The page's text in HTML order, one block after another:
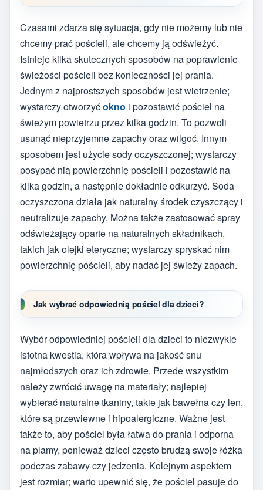
Czasami zdarza się sytuacja, gdy nie możemy lub nie
chcemy prać pościeli, ale chcemy ją odświeżyć.
Istnieje kilka skutecznych sposobów na poprawienie
świeżości pościeli bez konieczności jej prania.
Jednym z najprostszych sposobów jest wietrzenie;
wystarczy otworzyćokno i pozostawić pościel na
świeżym powietrzu przez kilka godzin. To pozwoli
usunąć nieprzyjemne zapachy oraz wilgoć. Innym
sposobem jest użycie sody oczyszczonej; wystarczy
posypać nią powierzchnię pościeli i pozostawić na
kilka godzin, a następnie dokładnie odkurzyć. Soda
oczyszczona działa jak naturalny środek czyszczący i
neutralizuje zapachy. Można także zastosować spray
odświeżający oparte na naturalnych składnikach,
takich jak olejki eteryczne; wystarczy spryskać nim
powierzchnię pościeli, aby nadać jej świeży zapach.
Jak wybrać odpowiednią pościel dla dzieci?
Wybór odpowiedniej pościeli dla dzieci to niezwykle
istotna kwestia, która wpływa na jakość snu
najmłodszych oraz ich zdrowie. Przede wszystkim
należy zwrócić uwagę na materiały; najlepiej
wybierać naturalne tkaniny, takie jak bawełna czy len,
które są przewiewne i hipoalergiczne. Ważne jest
także to, aby pościel była łatwa do prania i odporna
na plamy, ponieważ dzieci często brudzą swoje łóżka
podczas zabawy czy jedzenia. Kolejnym aspektem
jest rozmiar; warto upewnić się, że pościel pasuje do